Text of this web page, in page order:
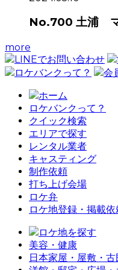
No.700 土浦
more
LINEでお問い合わせ
ロケバンクって？
会
ホーム
ロケバンクって？
クイック検索
エリアで探す
レンタル業者
キャスティング
制作依頼
打ち上げ会場
ロケ弁
ロケ地登録・掲載依
ロケ地を探す
美容・健康
日本家屋・屋敷・古